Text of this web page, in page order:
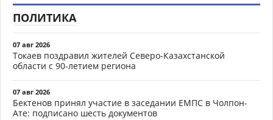
ПОЛИТИКА
07 авг 2026
Токаев поздравил жителей Северо-Казахстанской
области с 90-летием региона
07 авг 2026
Бектенов принял участие в заседании ЕМПС в Чолпон-
Ате: подписано шесть документов